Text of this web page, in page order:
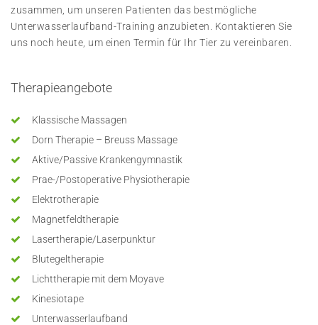
zusammen, um unseren Patienten das bestmögliche
Unterwasserlaufband-Training anzubieten. Kontaktieren Sie
uns noch heute, um einen Termin für Ihr Tier zu vereinbaren.
Therapieangebote
Klassische Massagen
Dorn Therapie – Breuss Massage
Aktive/Passive Krankengymnastik
Prae-/Postoperative Physiotherapie
Elektrotherapie
Magnetfeldtherapie
Lasertherapie/Laserpunktur
Blutegeltherapie
Lichttherapie mit dem Moyave
Kinesiotape
Unterwasserlaufband